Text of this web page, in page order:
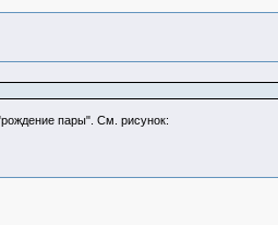
пары". См. рисунок: